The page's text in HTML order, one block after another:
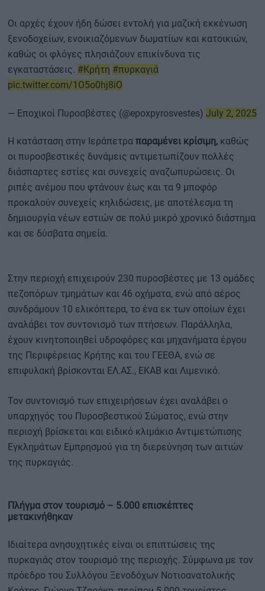
Οι αρχές έχουν ήδη δώσει εντολή για μαζική εκκένωση
ξενοδοχείων, ενοικιαζόμενων δωματίων και κατοικιών,
καθώς οι φλόγες πλησιάζουν επικίνδυνα τις
εγκαταστάσεις. #Κρήτη #πυρκαγιά
pic.twitter.com/1O5o0hj8iO
— Εποχικοί Πυροσβέστες (@epoxpyrosvestes) July 2, 2025
Η κατάσταση στην Ιεράπετρα παραμένει κρίσιμη, καθώς
οι πυροσβεστικές δυνάμεις αντιμετωπίζουν πολλές
διάσπαρτες εστίες και συνεχείς αναζωπυρώσεις. Οι
ριπές ανέμου που φτάνουν έως και τα 9 μποφόρ
προκαλούν συνεχείς κηλιδώσεις, με αποτέλεσμα τη
δημιουργία νέων εστιών σε πολύ μικρό χρονικό διάστημα
και σε δύσβατα σημεία.
Στην περιοχή επιχειρούν 230 πυροσβέστες με 13 ομάδες
πεζοπόρων τμημάτων και 46 οχήματα, ενώ από αέρος
συνδράμουν 10 ελικόπτερα, το ένα εκ των οποίων έχει
αναλάβει τον συντονισμό των πτήσεων. Παράλληλα,
έχουν κινητοποιηθεί υδροφόρες και μηχανήματα έργου
της Περιφέρειας Κρήτης και του ΓΕΕΘΑ, ενώ σε
επιφυλακή βρίσκονται ΕΛ.ΑΣ., ΕΚΑΒ και Λιμενικό.
Τον συντονισμό των επιχειρήσεων έχει αναλάβει ο
υπαρχηγός του Πυροσβεστικού Σώματος, ενώ στην
περιοχή βρίσκεται και ειδικό κλιμάκιο Αντιμετώπισης
Εγκλημάτων Εμπρησμού για τη διερεύνηση των αιτιών
της πυρκαγιάς.
Πλήγμα στον τουρισμό – 5.000 επισκέπτες
μετακινήθηκαν
Ιδιαίτερα ανησυχητικές είναι οι επιπτώσεις της
πυρκαγιάς στον τουρισμό της περιοχής. Σύμφωνα με τον
πρόεδρο του Συλλόγου Ξενοδόχων Νοτιοανατολικής